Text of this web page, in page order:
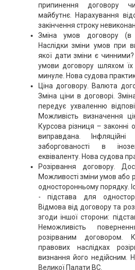
припинення договору
майбутнє. Нарахування
закінчення строку
Зміна умов договору (в
Наслідки зміни умов при
якої дати зміни є
умови договору шляхом
минуле. Нова судова
Ціна договору. Валюта
Зміна ціни в договорі.
передує ухваленню
Можливість визначення
Курсова різниця – законні
виправдана.
заборгованості в
еквіваленту. Нова судова
Розірвання договору.
Можливості зміни умов або
односторонньому порядку.
- підстава для
Відмова від договору та
згоди іншої сторони:
Неможливість
розірваним договором.
правових наслідках
визнання його недійсним.
Великої Палати ВС.